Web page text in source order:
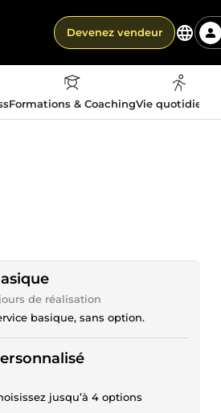
Devenez vendeur
Formations & CoachingVie
de réalisation
basique, sans option.
jusqu’à 4 options